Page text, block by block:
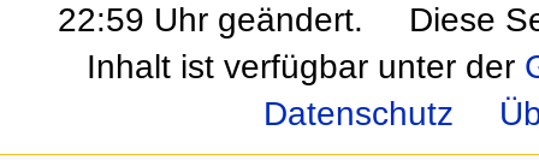
22:59 Uhr geändert.
Diese
Inhalt ist verfügbar unter der
Datenschutz